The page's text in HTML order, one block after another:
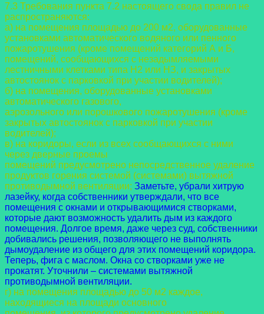
7.3 Требования пункта 7.2 настоящего свода правил не
распространяются:
а) на помещения площадью до 200 м2, оборудованные
установками автоматического водяного или пенного
пожаротушения (кроме помещений категорий А и Б,
помещений, сообщающихся с незадымляемыми
лестничными клетками типа Н2 или НЗ, и закрытых
автостоянок с парковкой при участии водителей);
б) на помещения, оборудованные установками
автоматического газового,
аэрозольного или порошкового пожаротушения (кроме
закрытых автостоянок с парковкой при участии
водителей);
в) на коридоры, если из всех сообщающихся с ними
через дверные проемы
помещений предусмотрено непосредственное удаление
продуктов горения системой (системами) вытяжной
противодымной вентиляции; Заметьте, убрали хитрую
лазейку, когда собственники утверждали, что все
помещения с окнами и открывающимися створками,
которые дают возможность удалить дым из каждого
помещения. Долгое время, даже через суд, собственники
добивались решения, позволяющего не выполнять
дымоудаление из общего для этих помещений коридора.
Теперь, фига с маслом. Окна со створками уже не
прокатят. Уточнили – системами вытяжной
противодымной вентиляции.
г) на помещения площадью до 50 м2 каждое,
находящиеся на площади основного